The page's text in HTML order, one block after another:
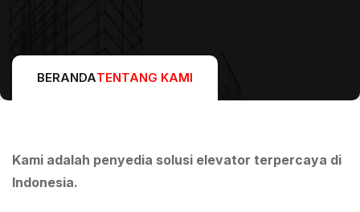
BERANDATENTANG KAMI
Kami adalah penyedia solusi elevator terpercaya di
Indonesia.